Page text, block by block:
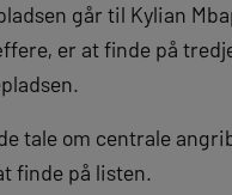
går til Kylian
er at finde på
tale om centrale
finde på listen.